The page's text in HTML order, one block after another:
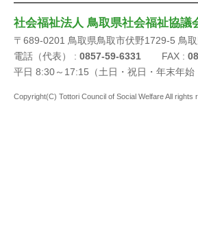
社会福祉法人 鳥取県社会福祉協議
〒689-0201 鳥取県鳥取市伏野1729-5 鳥
電話（代表） : 0857-59-6331 FAX :
平日 8:30～17:15（土日・祝日・年末年始
Copyright(C) Tottori Council of Social Welfare All rights